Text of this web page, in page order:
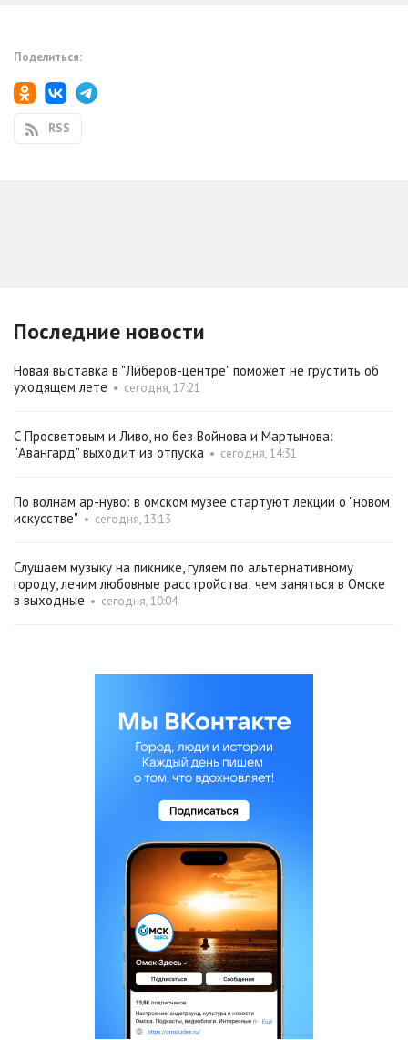
Поделиться:
RSS
Последние новости
Новая выставка в "Либеров-центре" поможет не грустить об
уходящем лете • сегодня, 17:21
С Просветовым и Ливо, но без Войнова и Мартынова:
"Авангард" выходит из отпуска • сегодня, 14:31
По волнам ар-нуво: в омском музее стартуют лекции о "новом
искусстве" • сегодня, 13:13
Слушаем музыку на пикнике, гуляем по альтернативному
городу, лечим любовные расстройства: чем заняться в Омске
в выходные • сегодня, 10:04